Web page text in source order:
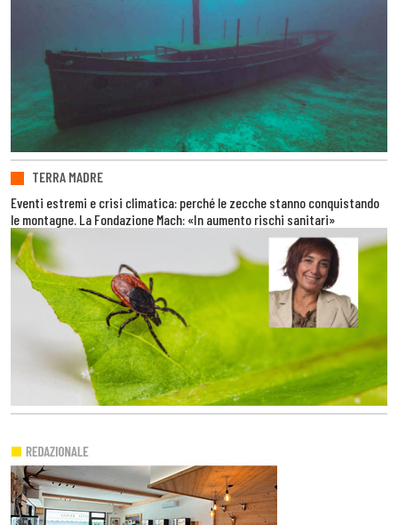
TERRA MADRE
Eventi estremi e crisi climatica: perché le zecche stanno conquistando
le montagne. La Fondazione Mach: «In aumento rischi sanitari»